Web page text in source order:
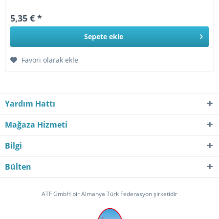
5,35 € *
Sepete ekle
Favori olarak ekle
Yardım Hattı
Mağaza Hizmeti
Bilgi
Bülten
ATF GmbH bir Almanya Türk Federasyon şirketidir